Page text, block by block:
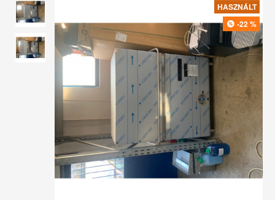
HASZNÁLT
-22 %